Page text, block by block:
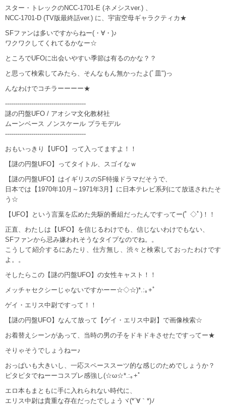
スター・トレックのNCC-1701-E (ネメシスver.) 、
NCC-1701-D (TV版最終話ver.) に、宇宙空母ギャラクティカ★
SFファンは多いですからねー(・∀・)♪
ワクワクしてくれてるかなー☆
ところでUFOに出会いやすい季節は有るのかな？？
と思って検索してみたら、そんなもん無かったよ(ﾞ皿")っ
んなわけでコチラーーーー★
----------------------------------------
謎の円盤UFO / アオシマ文化教材社
ムーンベース ノンスケール プラモデル
----------------------------------------
おもいっきり【UFO】って入ってますよ！！
【謎の円盤UFO】ってタイトル、スゴイなｗ
【謎の円盤UFO】はイギリスのSF特撮ドラマだそうで、
日本では【1970年10月～1971年3月】に日本テレビ系列にて放送されたそ
う☆
【UFO】という言葉を広めた先駆的番組だったんですってー(ﾟ ◇ﾟ)！！
正直、わたしは【UFO】を信じるわけでも、信じないわけでもない、
SFファンから忌み嫌われそうなタイプなのでね。。
こうして紹介するにあたり、仕方無し、渋々と検索しておったわけです
よ。。
そしたらこの【謎の円盤UFO】の女性キャスト！！
メッチャセクシーじゃないですかーー☆◇☆)*.:｡+ﾟ
ゲイ・エリス中尉ですって！！
【謎の円盤UFO】なんて放って【ゲイ・エリス中尉】で画像検索☆
お着替えシーンがあって、当時の男の子をドキドキさせたですってー★
そりゃそうでしょうねー♪
おっぱいも大きいし、一応スペーススーツ的な感じのためでしょうか？
ピタピタでねーーコスプレ感強し(☆ω☆*.:｡+ﾟ
エロ本もまともに手に入れられない時代に、
エリス中尉は貴重な存在だったでしょうヾ(*´∀｀*)ﾉ